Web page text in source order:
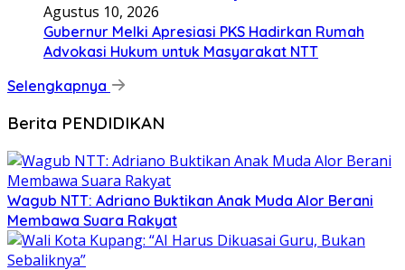
Agustus 10, 2026
Gubernur Melki Apresiasi PKS Hadirkan Rumah
Advokasi Hukum untuk Masyarakat NTT
Selengkapnya
Berita PENDIDIKAN
Wagub NTT: Adriano Buktikan Anak Muda Alor Berani
Membawa Suara Rakyat